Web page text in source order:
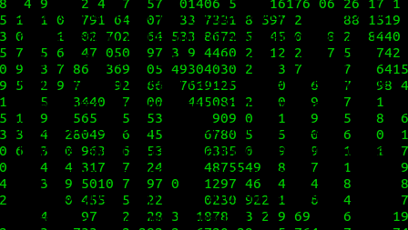
Жовтень минулого року відзначився суттєвою й,
без перебільшення, довгоочікуваною подією: 11
жовтня VMware відзвітувала про вихід у світ
нової мажорної версії нашої vSphere. Ще більше
співпраці з хмарними технологіями, легка
інтеграція з Kubernetes, деякі іновації для
DevOps, зростання операційної ефективності та
продуктивності робочих навантажень. Загалом,
новинок дуже й дуже багато: на головних
моментах зупинимось нижче, […]